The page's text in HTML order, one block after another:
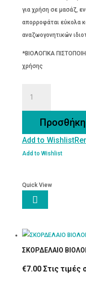
για χρήση σε μασάζ,
απορροφάται εύκολα
αναζωογονητικών
*ΒΙΟΛΟΓΙΚΑ
χρήσης
ποσότητα
Add to Wishlist
Add to Wishlist
Quick View

ΣΚΟΡΔΕΛΑΙΟ
€7.00 Στις